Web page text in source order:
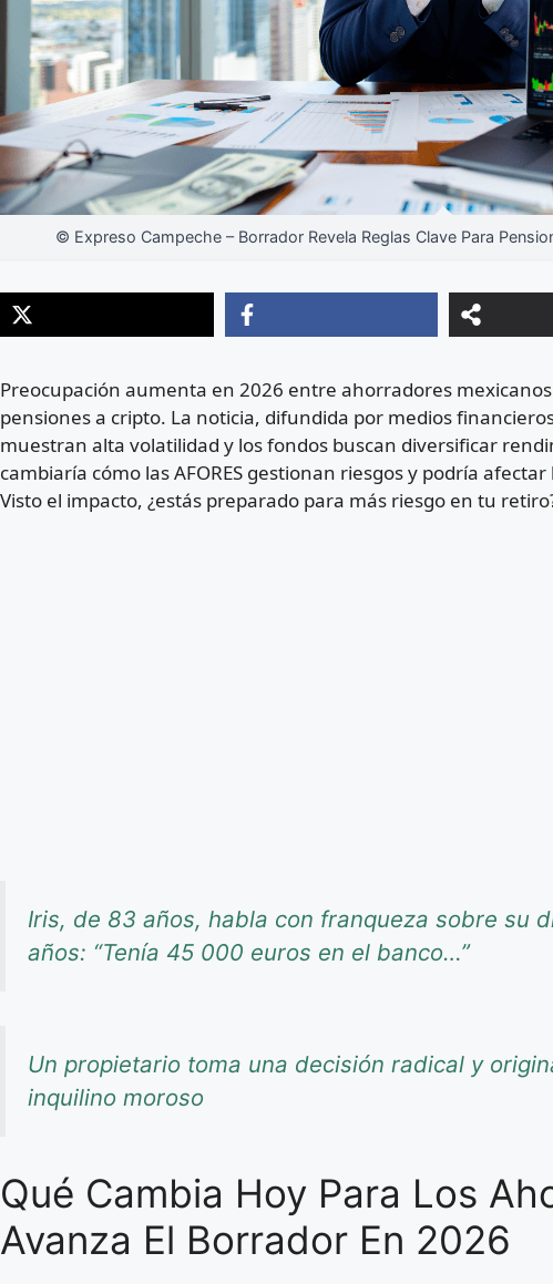
© Expreso Campeche – Borrador Revela Reglas Clave Para
Preocupación aumenta en 2026 entre ahorradores
pensiones a cripto. La noticia, difundida por medios
muestran alta volatilidad y los fondos buscan diversificar
cambiaría cómo las AFORES gestionan riesgos y podría
Visto el impacto, ¿estás preparado para más riesgo en tu
Iris, de 83 años, habla con franqueza sobre su
años: “Tenía 45 000 euros en el banco…”
Un propietario toma una decisión radical y
inquilino moroso
Qué Cambia Hoy Para Los
Avanza El Borrador En 2026